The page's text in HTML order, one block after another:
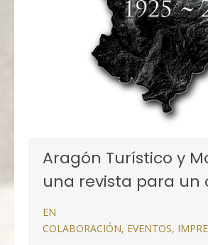
Aragón Turístico y
una revista para un
EN
COLABORACIÓN, EVENTOS,